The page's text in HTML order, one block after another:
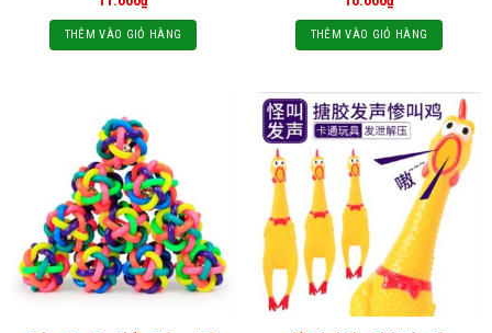
THÊM VÀO GIỎ HÀNG THÊM VÀO GIỎ HÀNG